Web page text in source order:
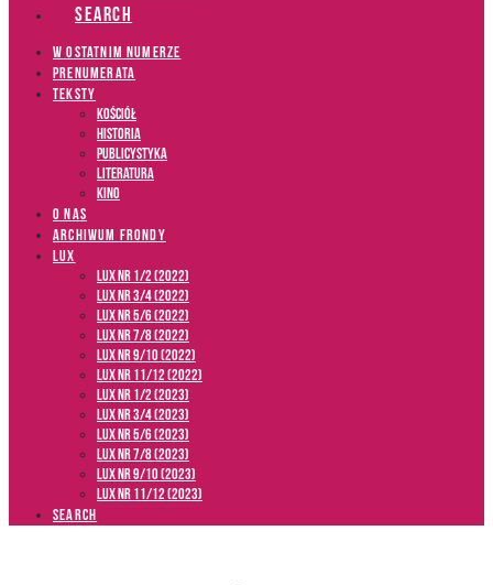
SEARCH
W OSTATNIM NUMERZE
PRENUMERATA
TEKSTY
Kościół
Historia
Publicystyka
Literatura
Kino
O NAS
ARCHIWUM FRONDY
LUX
LUX NR 1/2 (2022)
LUX NR 3/4 (2022)
LUX NR 5/6 (2022)
LUX NR 7/8 (2022)
LUX nr 9/10 (2022)
LUX NR 11/12 (2022)
LUX NR 1/2 (2023)
LUX NR 3/4 (2023)
LUX NR 5/6 (2023)
LUX NR 7/8 (2023)
LUX NR 9/10 (2023)
LUX NR 11/12 (2023)
SEARCH